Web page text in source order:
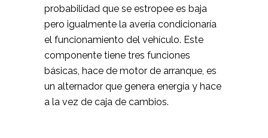
probabilidad que se estropee es baja
pero igualmente la avería condicionaría
el funcionamiento del vehículo. Este
componente tiene tres funciones
básicas, hace de motor de arranque, es
un alternador que genera energía y hace
a la vez de caja de cambios.